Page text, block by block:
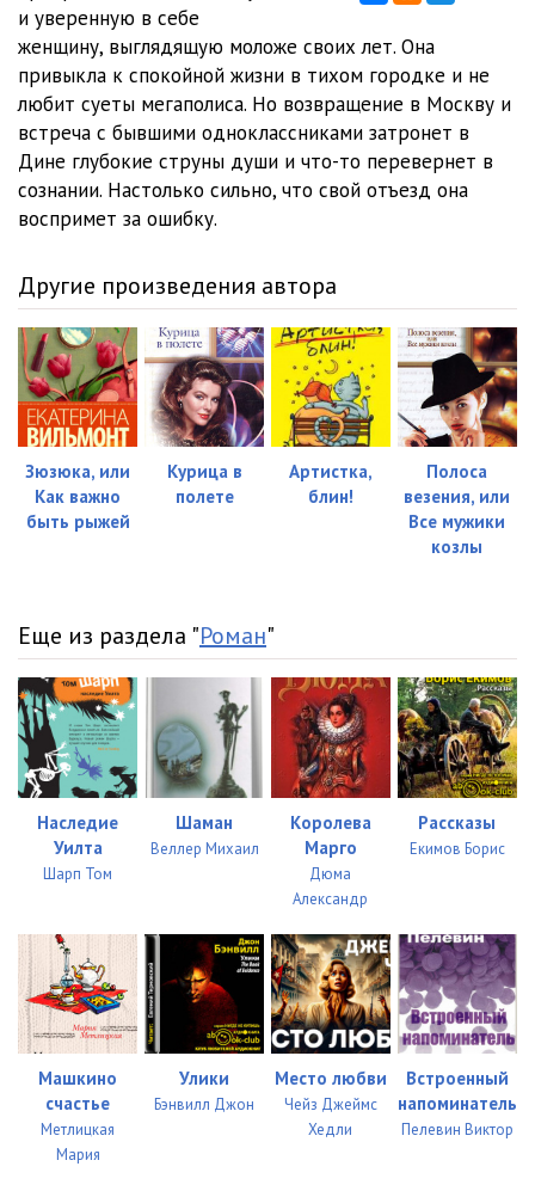
и уверенную в себе
женщину, выглядящую моложе своих лет. Она
привыкла к спокойной жизни в тихом городке и не
любит суеты мегаполиса. Но возвращение в Москву и
встреча с бывшими одноклассниками затронет в
Дине глубокие струны души и что-то перевернет в
сознании. Настолько сильно, что свой отъезд она
воспримет за ошибку.
Другие произведения автора
Зюзюка, или
Как важно
быть рыжей
Курица в
полете
Артистка,
блин!
Полоса
везения, или
Все мужики
козлы
Еще из раздела "Роман"
Наследие
Уилта
Шарп Том
Шаман
Веллер Михаил
Королева
Марго
Дюма
Александр
Рассказы
Екимов Борис
Машкино
счастье
Метлицкая
Мария
Улики
Бэнвилл Джон
Место любви
Чейз Джеймс
Хедли
Встроенный
напоминатель
Пелевин Виктор